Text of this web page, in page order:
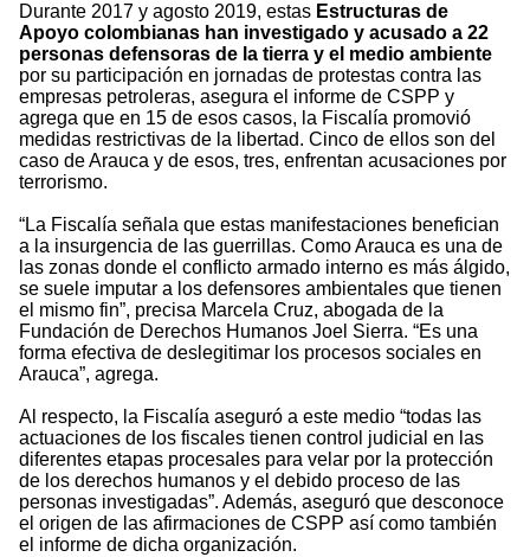
Durante 2017 y agosto 2019, estas Estructuras de
Apoyo colombianas han investigado y acusado a 22
personas defensoras de la tierra y el medio ambiente
por su participación en jornadas de protestas contra las
empresas petroleras, asegura el informe de CSPP y
agrega que en 15 de esos casos, la Fiscalía promovió
medidas restrictivas de la libertad. Cinco de ellos son del
caso de Arauca y de esos, tres, enfrentan acusaciones por
terrorismo.
“La Fiscalía señala que estas manifestaciones benefician
a la insurgencia de las guerrillas. Como Arauca es una de
las zonas donde el conflicto armado interno es más álgido,
se suele imputar a los defensores ambientales que tienen
el mismo fin”, precisa Marcela Cruz, abogada de la
Fundación de Derechos Humanos Joel Sierra. “Es una
forma efectiva de deslegitimar los procesos sociales en
Arauca”, agrega.
Al respecto, la Fiscalía aseguró a este medio “todas las
actuaciones de los fiscales tienen control judicial en las
diferentes etapas procesales para velar por la protección
de los derechos humanos y el debido proceso de las
personas investigadas”. Además, aseguró que desconoce
el origen de las afirmaciones de CSPP así como también
el informe de dicha organización.